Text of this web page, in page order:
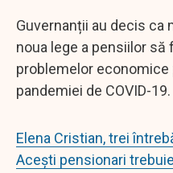
Guvernanții au decis ca
noua lege a pensiilor să
problemelor economice
pandemiei de COVID-19.
Elena Cristian, trei
Acești pensionari